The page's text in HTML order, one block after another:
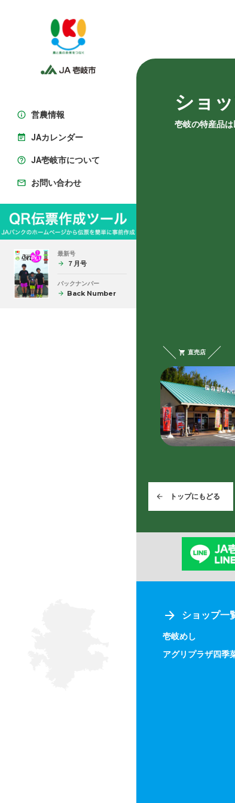
営農情報
JAカレンダー
JA壱岐市について
お問い合わせ
最新号
７月号
バックナンバー
Back Number
ショ
壱岐の特産品は
直売店
トップにもどる
ショップ一
壱岐めし
アグリプラザ四季